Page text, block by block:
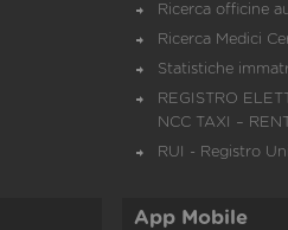
Ricerca officine
Ricerca Medici
Statistiche
REGISTRO
NCC TAXI –
RUI - Registro
App Mobile